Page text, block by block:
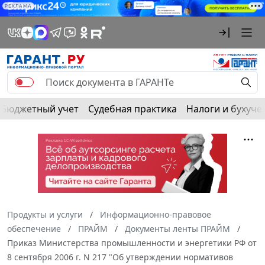
РЕКЛАМА
Бюджетный учет Судебная практика Налоги и
Продукты и услуги
Информационно-правовое
обеспечение
ПРАЙМ
Документы ленты ПРАЙМ
Приказ Министерства промышленности и энергетики РФ от
8 сентября 2006 г. N 217 "Об утверждении нормативов